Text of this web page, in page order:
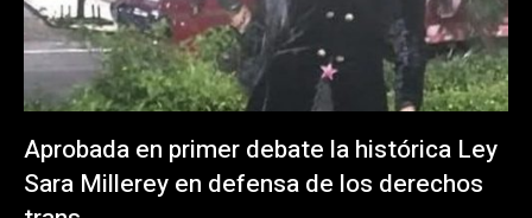
Aprobada en primer debate la histórica Ley
Sara Millerey en defensa de los derechos